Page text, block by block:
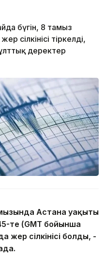
бүгін, 8 тамыз
сілкінісі тіркелді,
деректер
Астана уақыты
те (GMT бойынша
жер сілкінісі болды, -